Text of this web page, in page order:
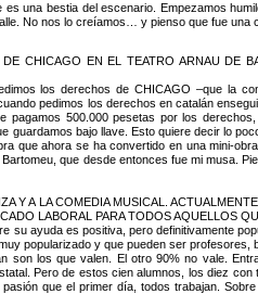
una bestia del escenario. Empezamos
No nos lo creíamos… y pienso que fue una
CHICAGO EN EL TEATRO ARNAU DE
los derechos de CHICAGO –que la
pedimos los derechos en catalán
500.000 pesetas por los
bajo llave. Esto quiere decir lo
que ahora se ha convertido en una mini-
que desde entonces fue mi musa.
Y A LA COMEDIA MUSICAL.
LABORAL PARA TODOS AQUELLOS
ayuda es positiva, pero definitivamente
popularizado y que pueden ser profesores,
son los que valen. El otro 90% no vale.
Pero de estos cien alumnos, los diez
que el primer día, todos trabajan.